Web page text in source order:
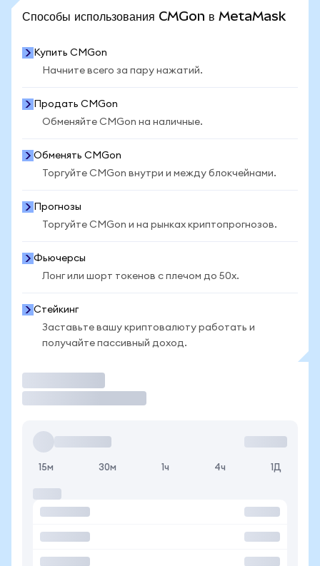
Способы использования CMGon в MetaMask
Купить CMGon
Начните всего за пару нажатий.
Продать CMGon
Обменяйте CMGon на наличные.
Обменять CMGon
Торгуйте CMGon внутри и между блокчейнами.
Прогнозы
Торгуйте CMGon и на рынках криптопрогнозов.
Фьючерсы
Лонг или шорт токенов с плечом до 50x.
Стейкинг
Заставьте вашу криптовалюту работать и
получайте пассивный доход.
15м 30м 1ч 4ч 1Д